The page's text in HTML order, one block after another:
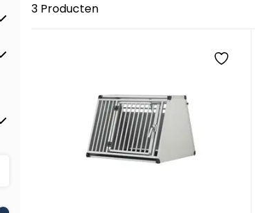
3 Producten